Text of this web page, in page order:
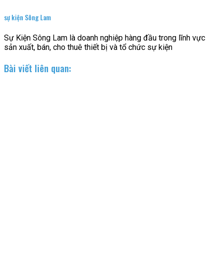
sự kiện Sông Lam
Sự Kiện Sông Lam là doanh nghiệp hàng đầu trong lĩnh vực
sản xuất, bán, cho thuê thiết bị và tổ chức sự kiện
Bài viết liên quan: